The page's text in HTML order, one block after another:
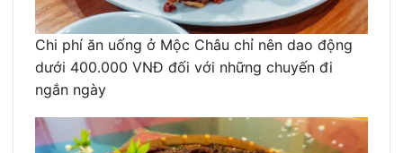
Chi phí ăn uống ở Mộc Châu chỉ nên dao động
dưới 400.000 VNĐ đối với những chuyến đi
ngắn ngày